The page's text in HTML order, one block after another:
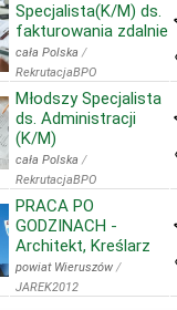
Specjalista(K/M) ds.
fakturowania zdalnie
cała Polska /
RekrutacjaBPO
Młodszy Specjalista
ds. Administracji
(K/M)
cała Polska /
RekrutacjaBPO
PRACA PO
GODZINACH -
Architekt, Kreślarz
powiat Wieruszów /
JAREK2012